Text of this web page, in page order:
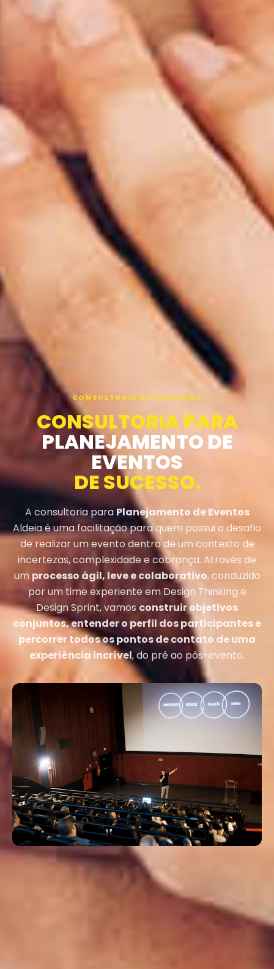
CONSULTORIA DE INOVAÇÃO
CONSULTORIA PARA
PLANEJAMENTO DE
EVENTOS
DE SUCESSO.
A consultoria paraPlanejamento de Eventos
Aldeia é uma facilitação para quem possui o desafio
de realizar um evento dentro de um contexto de
incertezas, complexidade e cobrança. Através de
um processo ágil, leve e colaborativo, conduzido
por um time experiente em Design Thinking e
Design Sprint, vamos construir objetivos
conjuntos, entender o perfil dos participantes e
percorrer todos os pontos de contato de uma
experiência incrível, do pré ao pós-evento.